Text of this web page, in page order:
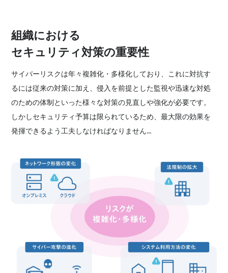
組織における
セキュリティ対策の重要性
サイバーリスクは年々複雑化・多様化しており、これに対抗す
るには従来の対策に加え、侵入を前提とした監視や迅速な対処
のための体制といった様々な対策の見直しや強化が必要です。
しかしセキュリティ予算は限られているため、最大限の効果を
発揮できるよう工夫しなければなりません…